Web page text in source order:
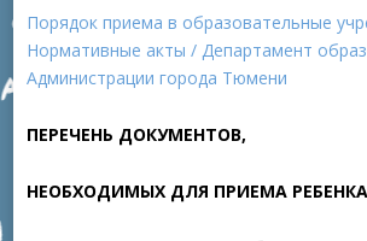
Порядок приема в образовательные
Нормативные акты / Департамент
Администрации города Тюмени
ПЕРЕЧЕНЬ ДОКУМЕНТОВ,
НЕОБХОДИМЫХ ДЛЯ ПРИЕМА